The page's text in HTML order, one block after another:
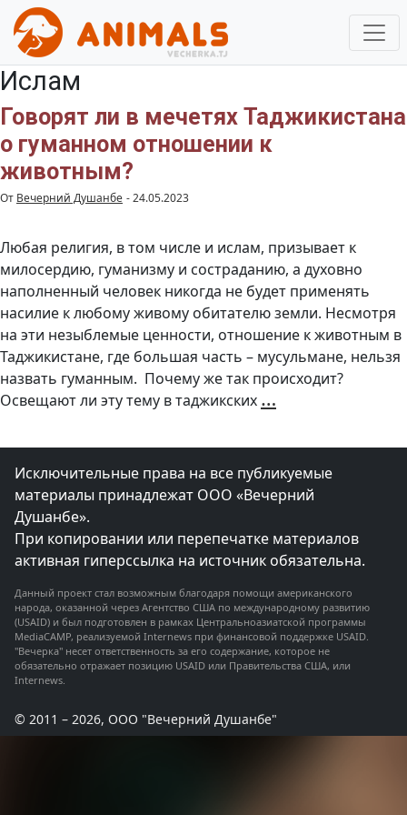
Ислам
Говорят ли в мечетях Таджикистана
о гуманном отношении к
животным?
От Вечерний Душанбе -24.05.2023
Любая религия, в том числе и ислам, призывает к
милосердию, гуманизму и состраданию, а духовно
наполненный человек никогда не будет применять
насилие к любому живому обитателю земли. Несмотря
на эти незыблемые ценности, отношение к животным в
Таджикистане, где большая часть – мусульмане, нельзя
назвать гуманным. Почему же так происходит?
Освещают ли эту тему в таджикских … Говорят
ли
в
о
отношении
к
животным?
Исключительные права на все публикуемые
материалы принадлежат ООО «Вечерний
Душанбе».
При копировании или перепечатке материалов
активная гиперссылка на источник обязательна.
Данный проект стал возможным благодаря помощи американского
народа, оказанной через Агентство США по международному развитию
(USAID) и был подготовлен в рамках Центральноазиатской программы
MediaCAMP, реализуемой Internews при финансовой поддержке USAID.
"Вечерка" несет ответственность за его содержание, которое не
обязательно отражает позицию USAID или Правительства США, или
Internews.
© 2011 – 2026, ООО "Вечерний Душанбе"